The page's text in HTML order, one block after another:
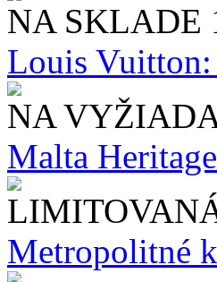
NA SKLADE
Louis
NA
Malta Heritage
Metropolitné